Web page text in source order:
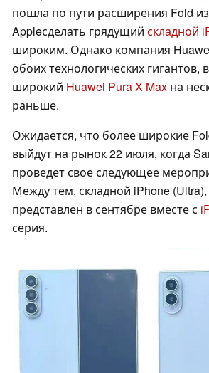
пошла по пути расширения Fold
Appleсделать грядущий складной
широким. Однако компания
обоих технологических гигантов,
широкий Huawei Pura X Max на
раньше.
Ожидается, что более широкие
выйдут на рынок 22 июля, когда
проведет свое следующее
Между тем, складной iPhone
представлен в сентябре вместе с
серия.